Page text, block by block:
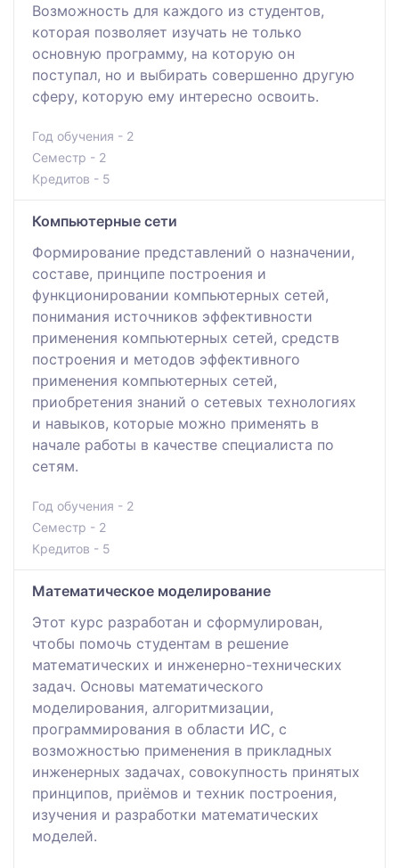
Возможность для каждого из студентов,
которая позволяет изучать не только
основную программу, на которую он
поступал, но и выбирать совершенно другую
сферу, которую ему интересно освоить.
Год обучения - 2
Семестр - 2
Кредитов - 5
Компьютерные сети
Формирование представлений о назначении,
составе, принципе построения и
функционировании компьютерных сетей,
понимания источников эффективности
применения компьютерных сетей, средств
построения и методов эффективного
применения компьютерных сетей,
приобретения знаний о сетевых технологиях
и навыков, которые можно применять в
начале работы в качестве специалиста по
сетям.
Год обучения - 2
Семестр - 2
Кредитов - 5
Математическое моделирование
Этот курс разработан и сформулирован,
чтобы помочь студентам в решение
математических и инженерно-технических
задач. Основы математического
моделирования, алгоритмизации,
программирования в области ИС, с
возможностью применения в прикладных
инженерных задачах, совокупность принятых
принципов, приёмов и техник построения,
изучения и разработки математических
моделей.